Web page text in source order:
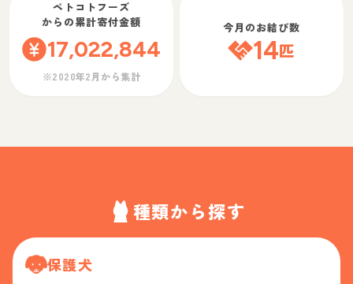
ペトコトフーズ
からの累計寄付金額
17,022,844
※2020年2月から集計
今月のお結び数
14匹
種類から探す
保護犬